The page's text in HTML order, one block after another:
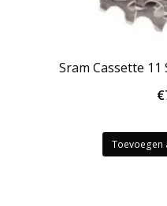
Sram Cassette 11
€
Toevoegen